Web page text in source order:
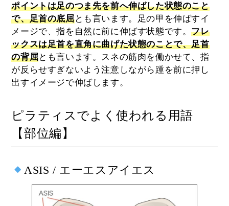
ポイントは足のつま先を前へ伸ばした状態のこと
で、足首の底屈とも言います。足の甲を伸ばすイ
メージで、指を自然に前に伸ばす状態です。フレ
ックスは足首を直角に曲げた状態のことで、足首
の背屈とも言います。スネの筋肉を働かせて、指
が反らせすぎないよう注意しながら踵を前に押し
出すイメージで伸ばします。
ピラティスでよく使われる用語
【部位編】
ASIS / エーエスアイエス